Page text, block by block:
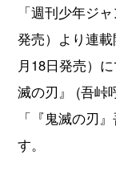
「週刊少年ジ
発売）より連
月18日発売）
滅の刃』 (吾峠
「『鬼滅の刃
す。